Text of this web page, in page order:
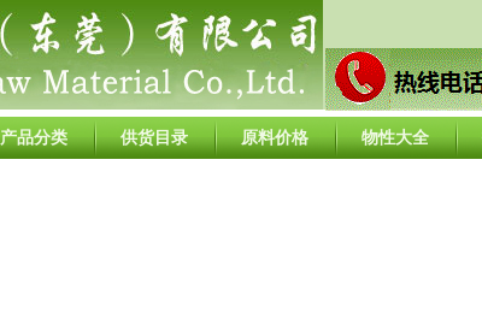
产品分类 供货目录 原料价格 物性大全